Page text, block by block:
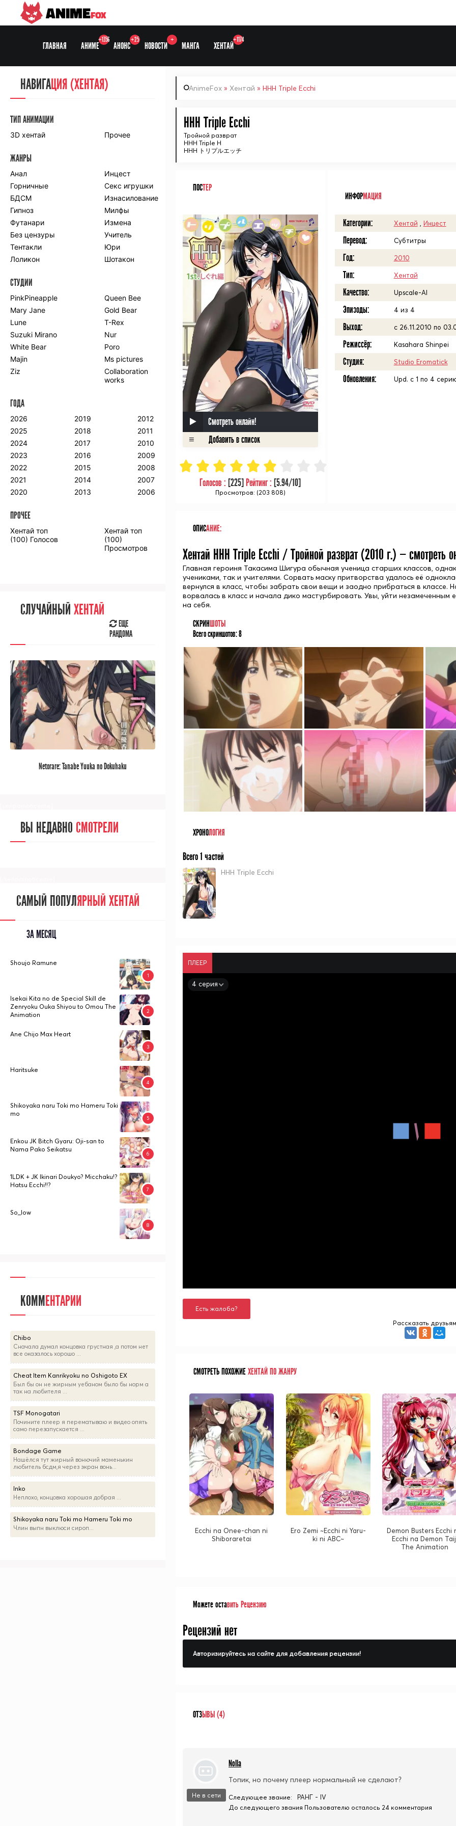
ANIMEFOX
ГЛАВНАЯ АНИМЕ
+1356
АНОНС
+25
НОВОСТИ
+
МАНГА ХЕНТАЙ
+1174
AnimeFox » Хентай » HHH Triple Ecchi
HHH Triple Ecchi
Тройной разврат
HHH Triple H
HHH トリプルエッチ
ПОСТЕР
Смотреть онлайн!
Голосов : [225] Рейтинг : [5.94/10]
Просмотров: (203 808)
ИНФОРМАЦИЯ
Категории: Хентай Инцест
Перевод: Субтитры
Год: 2010
Тип: Хентай
Качество: Upscale-AI
Эпизоды: 4 из 4
Выход: с 26.11.2010 по
Режиссёр: Kasahara Shinpei
Студия: Studio Eromatick
Обновления: Upd. с 1 по 4
ОПИСАНИЕ:
Хентай HHH Triple Ecchi / Тройной разврат (2010 г.) — смотреть
Главная героиня Такасима Шигура обычная ученица старших классов,
учениками, так и учителями. Сорвать маску притворства удалось её
вернулся в класс, чтобы забрать свои вещи и заодно прибраться в
ворвалась в класс и начала дико мастурбировать. Увы, уйти незамеченным
на себя.
СКРИНШОТЫ
Всего скриншотов:8
ХРОНОЛОГИЯ
Всего 1 частей
HHH Triple Ecchi
ПЛЕЕР
4 серия
Есть жалоба?
Рассказать друзьям
СМОТРЕТЬ ПОХОЖИЕХЕНТАЙ ПО ЖАНРУ
Ecchi na Onee-chan ni
Shiboraretai
Ero Zemi ~Ecchi ni Yaru-
ki ni ABC~
Demon Busters Ecchi
Ecchi na Demon
The Animation
Можете оставить Рецензию
Рецензий нет
Авторизируйтесь на сайте для добавления рецензии!
ОТЗЫВЫ (4)
Не в сети
Nolla
Топик, но почему плеер нормальный не сделают?
Следующее звание: РАНГ - IV
До следующего звания Пользователю осталось 24 комментария
НАВИГАЦИЯ
СЕЗОНЫ
Anidub
Animedia
Kansai studio
Onibaku
Shiza project
ПО ЖАНРАМ
Комедия
Приключения
Романтика
Школа
Этти
Боевые
искусства
Гарем
Драма
Игры
Исторический
Магия
Фантастика
Фэнтези
Мистика
Попаданцы в
другой мир
Хентай
ПО ГОДУ
2023
2022
2021
2020
2019
2018
2017
2016
2013
2012
2011
2010
2009
2008
2005
2004
2003
2002
2001
2000
ПРОЧЕЕ
Аниме фильмы Аниме OVA
СЛУЧАЙНОЕ АНИМЕ
РАНДОМА
ВЫ НЕДАВНОСМОТРЕЛИ
[/senpainoticeme]
САМЫЙ ПОПУЛЯРНЫЙ АНИМЕ
НАВИГАЦИЯ (ХЕНТАЯ)
ТИП АНИМАЦИИ
3D хентай Прочее
ЖАНРЫ
Анал
Инцест
Горничные
Секс игрушки
БДСМ
Изнасилование
Гипноз
Милфы
Футанари
Измена
Без цензуры
Учитель
Тентакли
Юри
Лоликон
Шотакон
СТУДИИ
PinkPineapple
Queen Bee
Mary Jane
Gold Bear
Lune
T-Rex
Suzuki Mirano
Nur
White Bear
Poro
Majin
Ms pictures
Ziz
Collaboration
works
ГОДА
2026
2025
2024
2023
2022
2021
2020
2019
2018
2017
2016
2015
2014
2013
2012
2011
2010
2009
2008
2007
2006
ПРОЧЕЕ
Хентай топ
(100) Голосов
Хентай топ
(100)
Просмотров
СЛУЧАЙНЫЙ ХЕНТАЙ
ЕЩЕ
РАНДОМА
Netorare: Tanabe Yuuka no Dokuhaku
ВЫ НЕДАВНО СМОТРЕЛИ
САМЫЙ ПОПУЛЯРНЫЙ ХЕНТАЙ
ЗА МЕСЯЦ
Shoujo Ramune
Isekai Kita no de Special Skill de
Zenryoku Ouka Shiyou to Omou The
Animation
Ane Chijo Max Heart
Haritsuke
Shikoyaka naru Toki mo Hameru Toki
mo
Enkou JK Bitch Gyaru: Oji-san to
Nama Pako Seikatsu
1LDK + JK Ikinari Doukyo? Micchaku!?
Hatsu Ecchi!!?
So_low
КОММЕНТАРИИ
Chibo
Сначала думал концовка грустная ,а потом нет
все оказалось хорошо ...
Cheat Item Kanrikyoku no Oshigoto EX
Был бы он не жирным уебаном было бы норм а
так на любителя ...
TSF Monogatari
Почините плеер я перематываю и видео опять
само перезапускается ...
Bondage Game
Нашёлся тут жирный вонючий маменькин
любитель бсдм,я через экран вонь...
Inko
Неплохо, концовка хорошая добрая ...
Shikoyaka naru Toki mo Hameru Toki mo
Члин выпн выклюси сироп...